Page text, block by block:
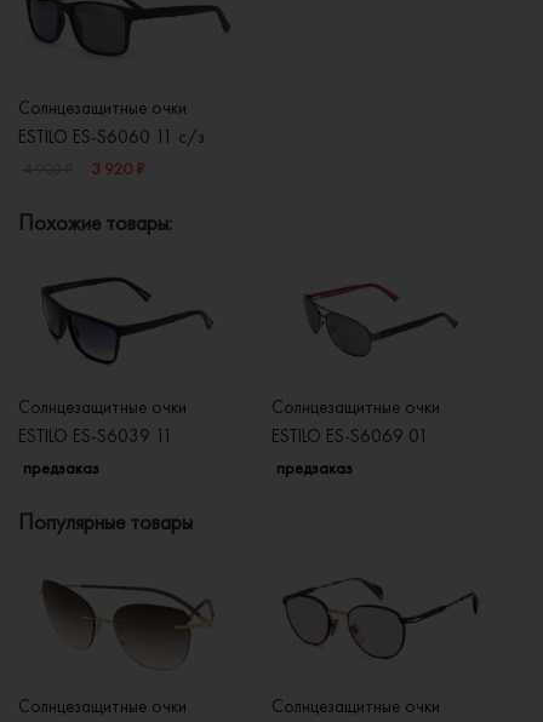
Солнцезащитные очки
ESTILO ES-S6060 11 с/з
3 920 ₽
Похожие товары:
Солнцезащитные очки
ESTILO ES-S6039 11
предзаказ
Солнцезащитные очки
ESTILO ES-S6069 01
предзаказ
Популярные товары
Солнцезащитные очки
Солнцезащитные очки